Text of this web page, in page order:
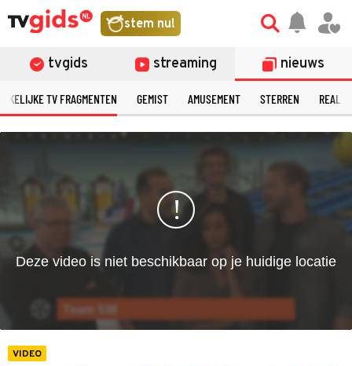
stem nu!
tvgids streaming nieuws
TV FRAGMENTEN GEMIST AMUSEMENT STERREN
©
VIDEO